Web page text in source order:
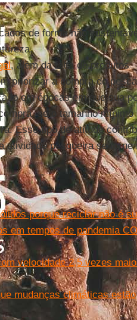
de forma não
, além da falta de produtos
priorizar a compra do
em épocas em que sua
se o tamanho mínimo
Esse tipo de atitude
atividade pesqueira se torne
porque reciclar não é
em tempos de pandemia
velocidade 2,5 vezes
mudanças climáticas estão